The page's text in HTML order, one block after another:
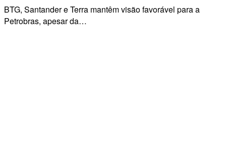
BTG, Santander e Terra mantêm visão favorável para a
Petrobras, apesar da…